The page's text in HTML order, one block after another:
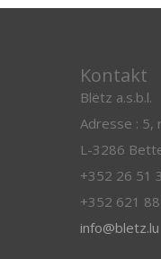
Kontakt
Blëtz a.s.b.l.
Adresse : 5,
L-3286
+352 26 51
+352 621
info@bletz.lu